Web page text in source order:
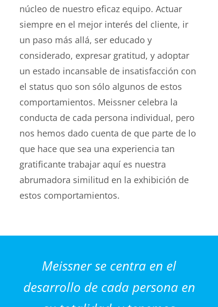
núcleo de nuestro eficaz equipo. Actuar
siempre en el mejor interés del cliente, ir
un paso más allá, ser educado y
considerado, expresar gratitud, y adoptar
un estado incansable de insatisfacción con
el status quo son sólo algunos de estos
comportamientos. Meissner celebra la
conducta de cada persona individual, pero
nos hemos dado cuenta de que parte de lo
que hace que sea una experiencia tan
gratificante trabajar aquí es nuestra
abrumadora similitud en la exhibición de
estos comportamientos.
Meissner se centra en el
desarrollo de cada persona en